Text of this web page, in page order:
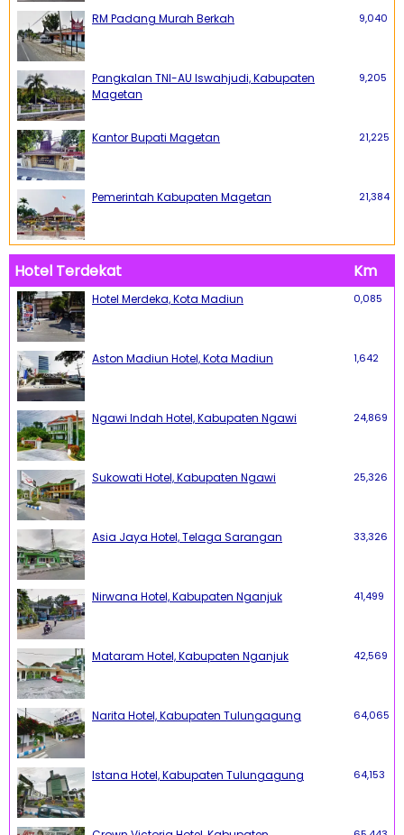
RM Padang Murah Berkah 9,040
Pangkalan TNI-AU Iswahjudi, Kabupaten
Magetan
9,205
Kantor Bupati Magetan 21,225
Pemerintah Kabupaten Magetan 21,384
Hotel Terdekat Km
Hotel Merdeka, Kota Madiun 0,085
Aston Madiun Hotel, Kota Madiun 1,642
Ngawi Indah Hotel, Kabupaten Ngawi 24,869
Sukowati Hotel, Kabupaten Ngawi 25,326
Asia Jaya Hotel, Telaga Sarangan 33,326
Nirwana Hotel, Kabupaten Nganjuk 41,499
Mataram Hotel, Kabupaten Nganjuk 42,569
Narita Hotel, Kabupaten Tulungagung 64,065
Istana Hotel, Kabupaten Tulungagung 64,153